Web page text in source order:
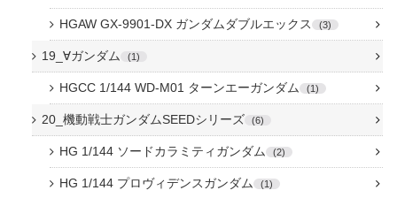
HGAW GX-9901-DX ガンダムダブルエックス 3
19_∀ガンダム 1
HGCC 1/144 WD-M01 ターンエーガンダム 1
20_機動戦士ガンダムSEEDシリーズ 6
HG 1/144 ソードカラミティガンダム 2
HG 1/144 プロヴィデンスガンダム 1